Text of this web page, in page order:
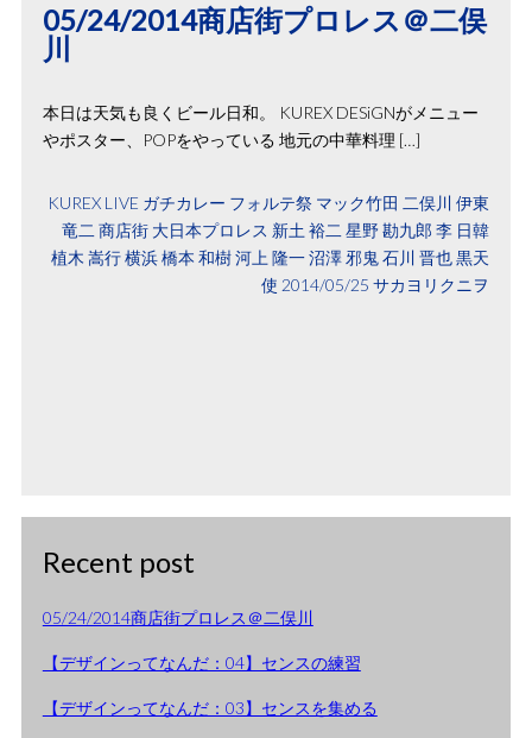
05/24/2014商店街プロレス＠二俣
川
本日は天気も良くビール日和。 KUREX DESiGNがメニュー
やポスター、POPをやっている 地元の中華料理 […]
KUREX LIVE ガチカレー フォルテ祭 マック竹田 二俣川 伊東
竜二 商店街 大日本プロレス 新土 裕二 星野 勘九郎 李 日韓
植木 嵩行横浜橋本 和樹河上 隆一沼澤 邪鬼石川 晋也黒天
使 2014/05/25 サカヨリクニヲ
Recent post
05/24/2014商店街プロレス＠二俣川
【デザインってなんだ：04】センスの練習
【デザインってなんだ：03】センスを集める